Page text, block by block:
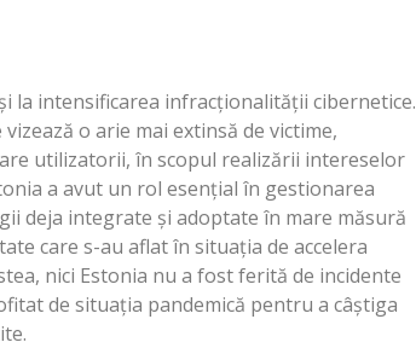
la intensificarea infracționalității cibernetice.
o arie mai extinsă de victime,
utilizatorii, în scopul realizării intereselor
a avut un rol esențial în gestionarea
deja integrate și adoptate în mare măsură
care s-au aflat în situația de accelera
nici Estonia nu a fost ferită de incidente
de situația pandemică pentru a câștiga